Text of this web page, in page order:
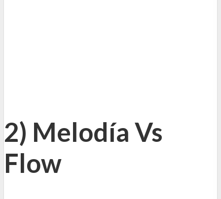
2) Melodía Vs
Flow